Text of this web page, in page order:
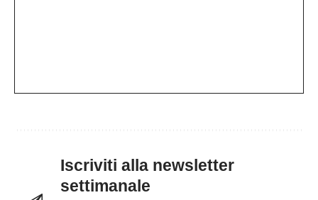
Iscriviti alla newsletter
settimanale